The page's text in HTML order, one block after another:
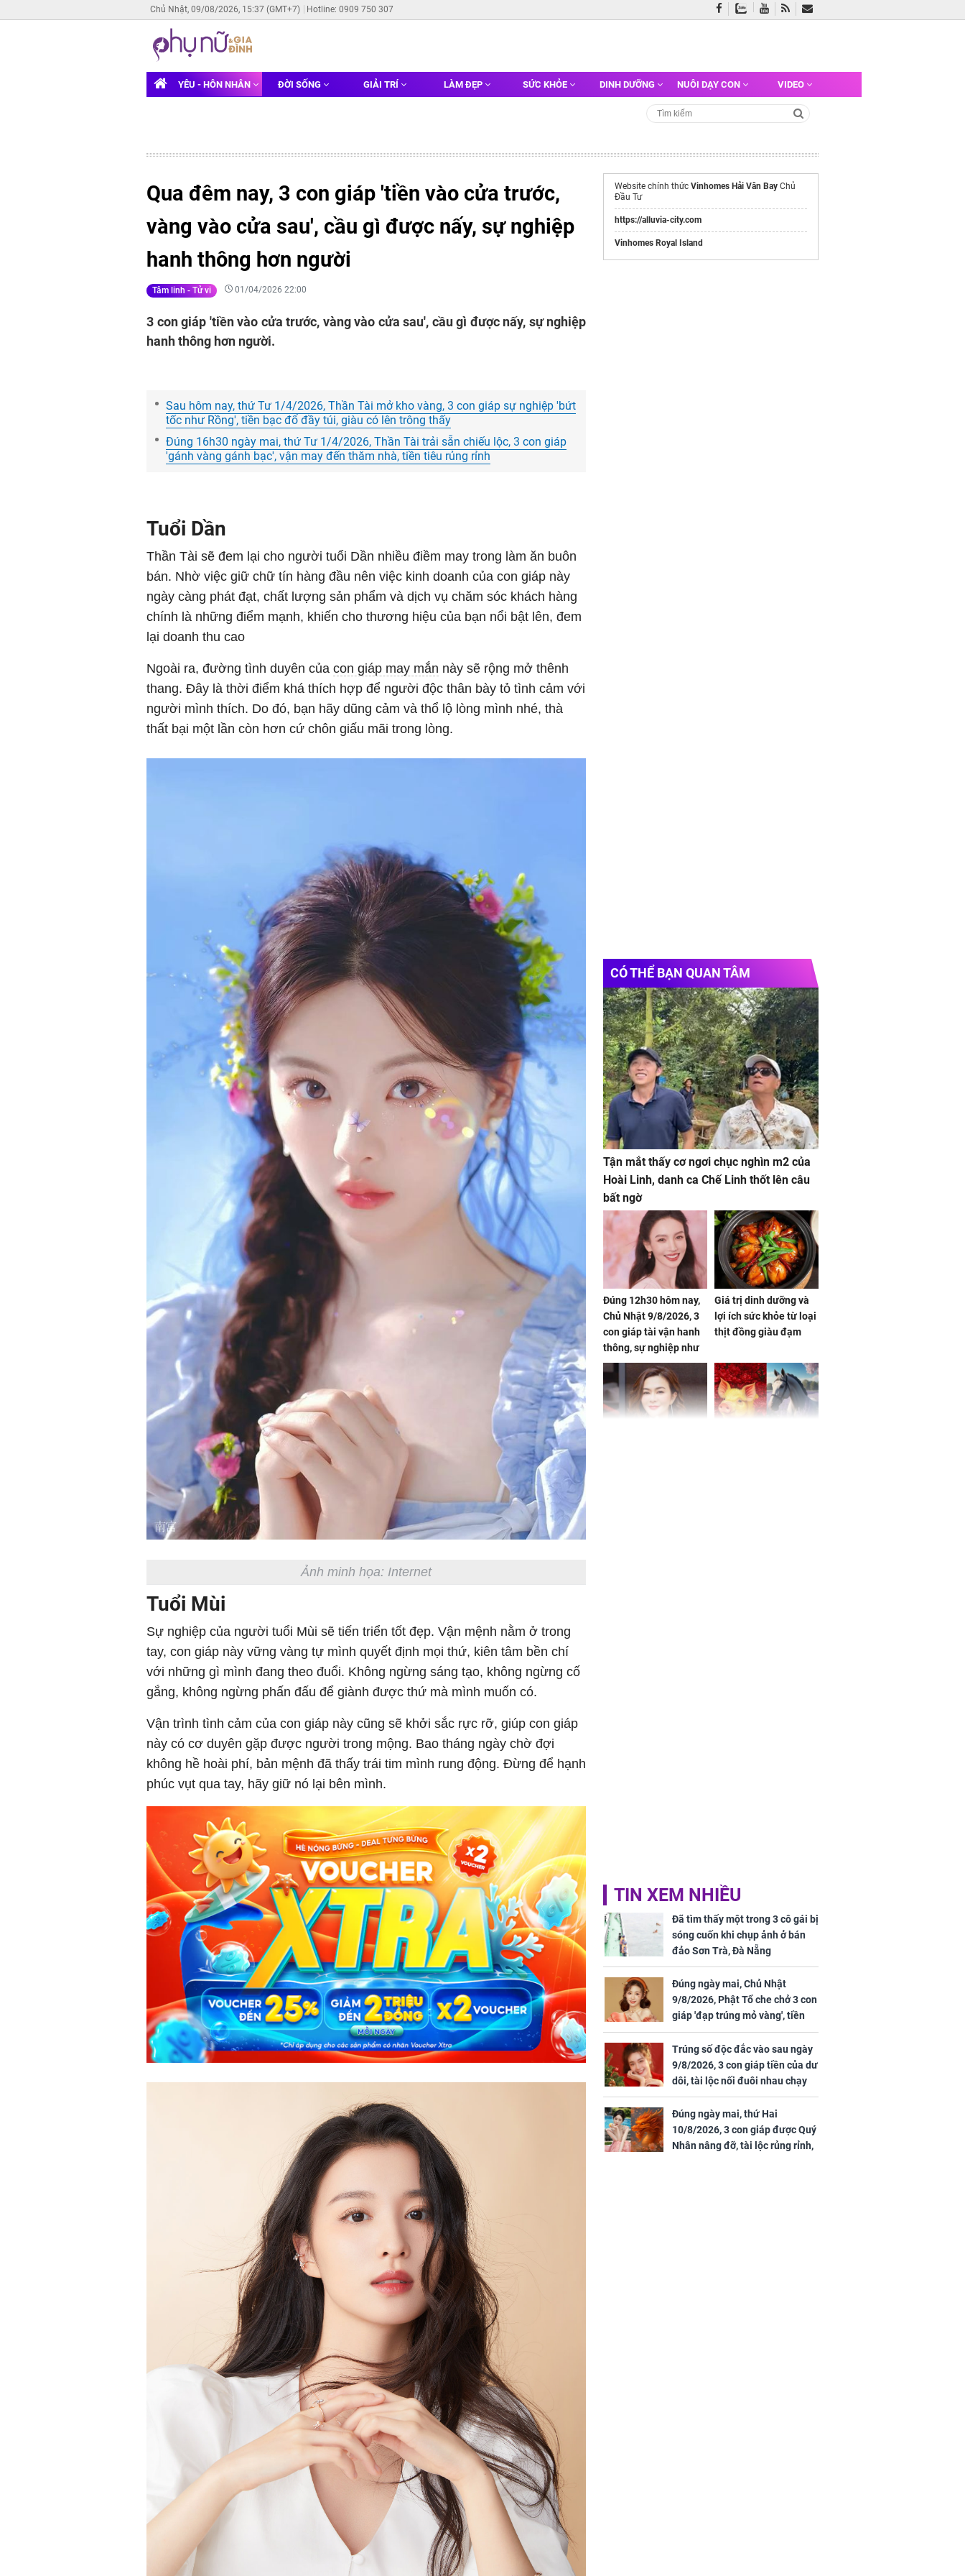
Chủ Nhật, 09/08/2026, 15:37 (GMT+7) Hotline: 0909 750 307
YÊU - HÔN NHÂN ĐỜI SỐNG GIẢI TRÍ LÀM ĐẸP SỨC KHỎE DINH DƯỠNG NUÔI DẠY CON VIDEO
Qua đêm nay, 3 con giáp 'tiền vào cửa trước,
vàng vào cửa sau', cầu gì được nấy, sự nghiệp
hanh thông hơn người
Tâm linh - Tử vi 01/04/2026 22:00
3 con giáp 'tiền vào cửa trước, vàng vào cửa sau', cầu gì được nấy, sự nghiệp
hanh thông hơn người.
Sau hôm nay, thứ Tư 1/4/2026, Thần Tài mở kho vàng, 3 con giáp sự nghiệp 'bứt
tốc như Rồng', tiền bạc đổ đầy túi, giàu có lên trông thấy
Đúng 16h30 ngày mai, thứ Tư 1/4/2026, Thần Tài trải sẵn chiếu lộc, 3 con giáp
'gánh vàng gánh bạc', vận may đến thăm nhà, tiền tiêu rủng rỉnh
Tuổi Dần
Thần Tài sẽ đem lại cho người tuổi Dần nhiều điềm may trong làm ăn buôn
bán. Nhờ việc giữ chữ tín hàng đầu nên việc kinh doanh của con giáp này
ngày càng phát đạt, chất lượng sản phẩm và dịch vụ chăm sóc khách hàng
chính là những điểm mạnh, khiến cho thương hiệu của bạn nổi bật lên, đem
lại doanh thu cao
Ngoài ra, đường tình duyên của con giáp may mắn này sẽ rộng mở thênh
thang. Đây là thời điểm khá thích hợp để người độc thân bày tỏ tình cảm với
người mình thích. Do đó, bạn hãy dũng cảm và thổ lộ lòng mình nhé, thà
thất bại một lần còn hơn cứ chôn giấu mãi trong lòng.
Ảnh minh họa: Internet
Tuổi Mùi
Sự nghiệp của người tuổi Mùi sẽ tiến triển tốt đẹp. Vận mệnh nằm ở trong
tay, con giáp này vững vàng tự mình quyết định mọi thứ, kiên tâm bền chí
với những gì mình đang theo đuổi. Không ngừng sáng tạo, không ngừng cố
gắng, không ngừng phấn đấu để giành được thứ mà mình muốn có.
Vận trình tình cảm của con giáp này cũng sẽ khởi sắc rực rỡ, giúp con giáp
này có cơ duyên gặp được người trong mộng. Bao tháng ngày chờ đợi
không hề hoài phí, bản mệnh đã thấy trái tim mình rung động. Đừng để hạnh
phúc vụt qua tay, hãy giữ nó lại bên mình.
Website chính thức Vinhomes Hải Vân Bay Chủ
Đầu Tư
https://alluvia-city.com
Vinhomes Royal Island
CÓ THỂ BẠN QUAN TÂM
Tận mắt thấy cơ ngơi chục nghìn m2 của
Hoài Linh, danh ca Chế Linh thốt lên câu
bất ngờ
Đúng 12h30 hôm nay,
Chủ Nhật 9/8/2026, 3
con giáp tài vận hanh
thông, sự nghiệp như
'cá chép hóa Rồng', vét
cạn lộc lá trong thiên
hạ
Giá trị dinh dưỡng và
lợi ích sức khỏe từ loại
thịt đồng giàu đạm
TIN XEM NHIỀU
Đã tìm thấy một trong 3 cô gái bị
sóng cuốn khi chụp ảnh ở bán
đảo Sơn Trà, Đà Nẵng
Đúng ngày mai, Chủ Nhật
9/8/2026, Phật Tổ che chở 3 con
giáp 'đạp trúng mỏ vàng', tiền
bạc nhiều như lá sung, sự
nghiệp vượng phát
Trúng số độc đắc vào sau ngày
9/8/2026, 3 con giáp tiền của dư
dôi, tài lộc nối đuôi nhau chạy
vào nhà, sự nghiệp phất lên
trông thấy
Đúng ngày mai, thứ Hai
10/8/2026, 3 con giáp được Quý
Nhân nâng đỡ, tài lộc rủng rỉnh,